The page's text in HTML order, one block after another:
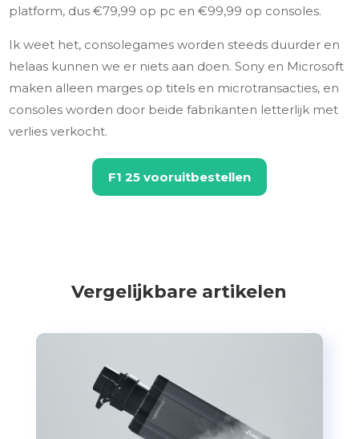
platform, dus €79,99 op pc en €99,99 op consoles.
Ik weet het, consolegames worden steeds duurder en
helaas kunnen we er niets aan doen. Sony en Microsoft
maken alleen marges op titels en microtransacties, en
consoles worden door beide fabrikanten letterlijk met
verlies verkocht.
F1 25 vooruitbestellen
Vergelijkbare artikelen